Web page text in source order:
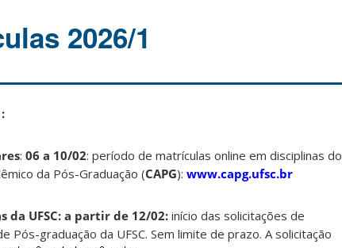
2026/1
: 06 a 10/02: período de matrículas online em disciplinas do
da Pós-Graduação (CAPG): www.capg.ufsc.br
UFSC: a partir de 12/02:início das solicitações de
graduação da UFSC. Sem limite de prazo. A solicitação